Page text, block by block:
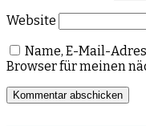
Website
Name, E-Mail-
Browser für meinen